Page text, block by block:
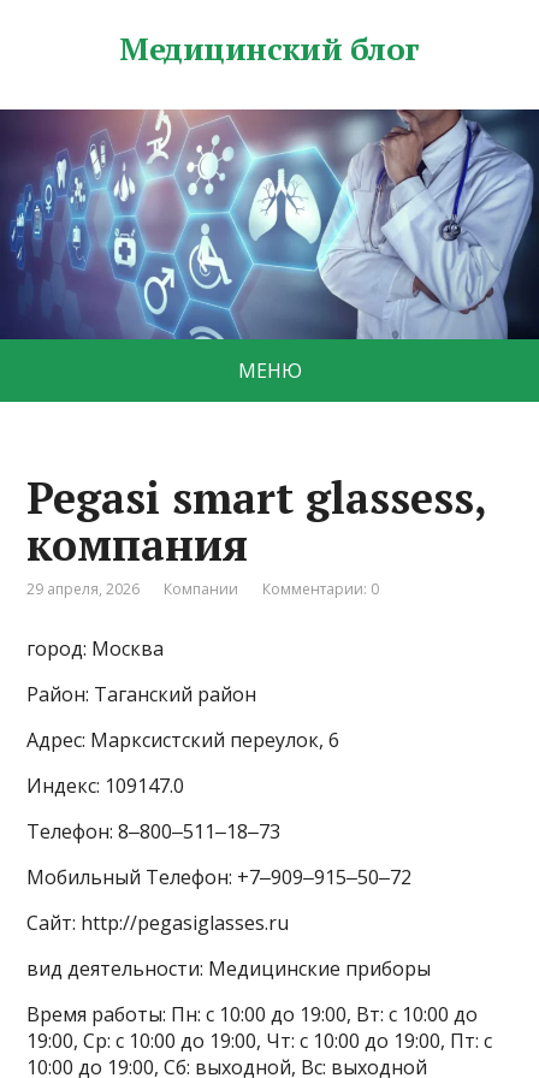
Медицинский блог
МЕНЮ
Pegasi smart glassess,
компания
29 апреля, 2026 Компании Комментарии: 0
город: Москва
Район: Таганский район
Адрес: Марксистский переулок, 6
Индекс: 109147.0
Телефон: 8‒800‒511‒18‒73
Мобильный Телефон: +7‒909‒915‒50‒72
Сайт: http://pegasiglasses.ru
вид деятельности: Медицинские приборы
Время работы: Пн: с 10:00 до 19:00, Вт: с 10:00 до
19:00, Ср: с 10:00 до 19:00, Чт: с 10:00 до 19:00, Пт: с
10:00 до 19:00, Сб: выходной, Вс: выходной